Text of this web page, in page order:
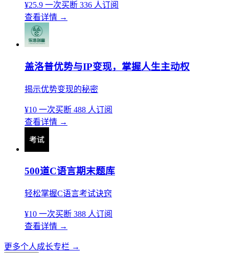
¥25.9 一次买断 336 人订阅
查看详情 →
盖洛普优势与IP变现，掌握人生主动权
揭示优势变现的秘密
¥10 一次买断 488 人订阅
查看详情 →
500道C语言期末题库
轻松掌握C语言考试诀窍
¥10 一次买断 388 人订阅
查看详情 →
更多个人成长专栏 →